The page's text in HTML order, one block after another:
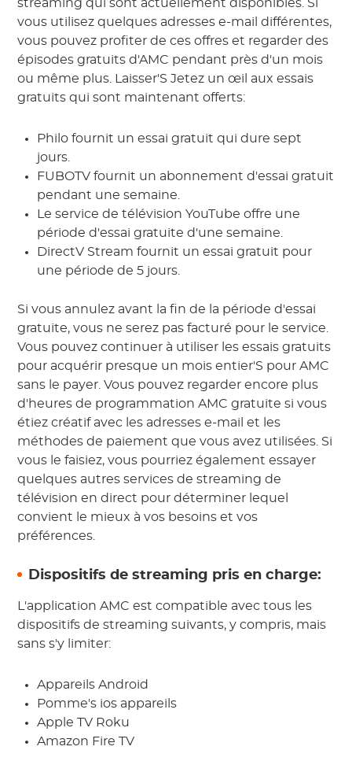
streaming qui sont actuellement disponibles. Si
vous utilisez quelques adresses e-mail différentes,
vous pouvez profiter de ces offres et regarder des
épisodes gratuits d'AMC pendant près d'un mois
ou même plus. Laisser'S Jetez un œil aux essais
gratuits qui sont maintenant offerts:
Philo fournit un essai gratuit qui dure sept
jours.
FUBOTV fournit un abonnement d'essai gratuit
pendant une semaine.
Le service de télévision YouTube offre une
période d'essai gratuite d'une semaine.
DirectV Stream fournit un essai gratuit pour
une période de 5 jours.
Si vous annulez avant la fin de la période d'essai
gratuite, vous ne serez pas facturé pour le service.
Vous pouvez continuer à utiliser les essais gratuits
pour acquérir presque un mois entier'S pour AMC
sans le payer. Vous pouvez regarder encore plus
d'heures de programmation AMC gratuite si vous
étiez créatif avec les adresses e-mail et les
méthodes de paiement que vous avez utilisées. Si
vous le faisiez, vous pourriez également essayer
quelques autres services de streaming de
télévision en direct pour déterminer lequel
convient le mieux à vos besoins et vos
préférences.
Dispositifs de streaming pris en charge:
L'application AMC est compatible avec tous les
dispositifs de streaming suivants, y compris, mais
sans s'y limiter:
Appareils Android
Pomme's ios appareils
Apple TV Roku
Amazon Fire TV